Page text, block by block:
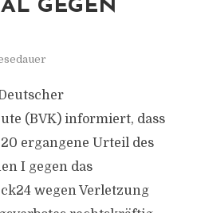
GEGEN
(BVK) informiert, dass
ergangene Urteil des
I gegen das
wegen Verletzung